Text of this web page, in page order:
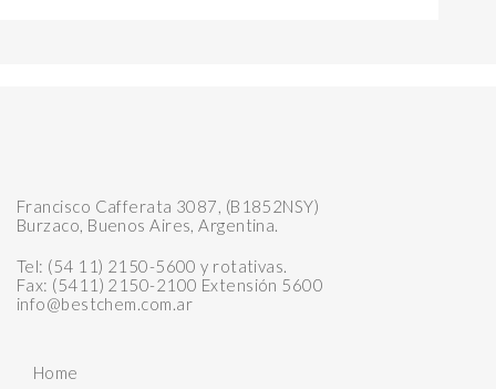
Francisco Cafferata 3087, (B1852NSY)
Burzaco, Buenos Aires, Argentina.
Tel: (54 11) 2150-5600 y rotativas.
Fax: (5411) 2150-2100 Extensión 5600
info@bestchem.com.ar
Home